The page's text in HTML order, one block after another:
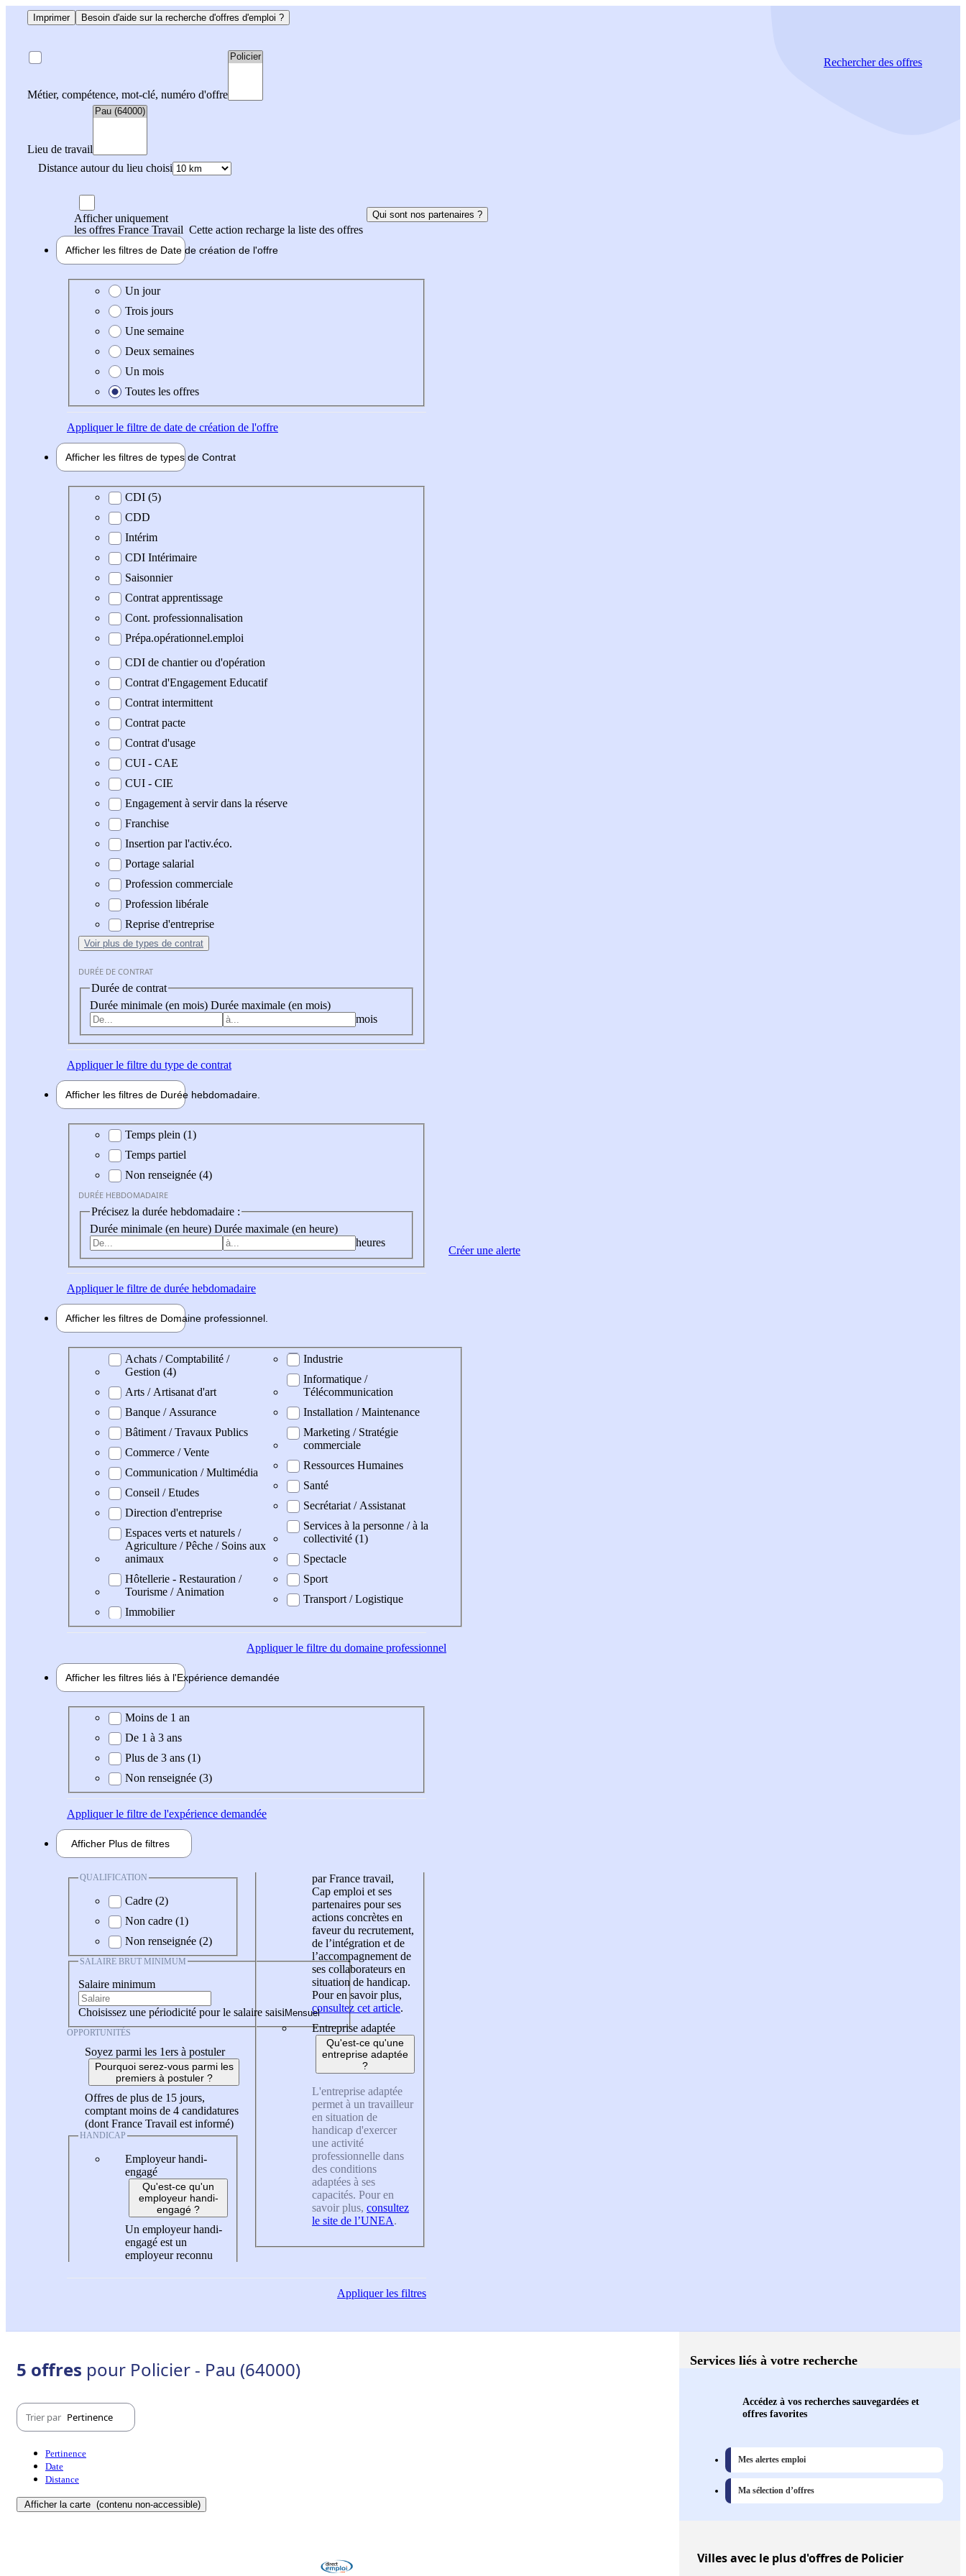
Imprimer Besoin d'aide sur la recherche d'offres d'emploi ?
Métier, compétence, mot-clé, numéro d'offre
Lieu de travail
Distance autour du lieu choisi
Rechercherdes offres
Afficher uniquement
les offres France Travail Cette action recharge la liste des offres
Qui sont nos partenaires ?
Afficher les filtres de Date de création de l'offre
Date de création de l'offre
Un jour
Trois jours
Une semaine
Deux semaines
Un mois
Toutes les offres
Appliquerle filtre de date de création de l'offre
Afficher les filtres de types de Contrat
Type de contrat
CDI (5)
CDD
Intérim
CDI Intérimaire
Saisonnier
Contrat apprentissage
Cont. professionnalisation
Prépa.opérationnel.emploi
CDI de chantier ou d'opération
Contrat d'Engagement Educatif
Contrat intermittent
Contrat pacte
Contrat d'usage
CUI - CAE
CUI - CIE
Engagement à servir dans la réserve
Franchise
Insertion par l'activ.éco.
Portage salarial
Profession commerciale
Profession libérale
Reprise d'entreprise
Voir plus de types de contrat
DURÉE DE CONTRAT
Durée de contrat
Durée minimale (en mois) Durée maximale (en mois)
mois
Appliquerle filtre du type de contrat
Afficher les filtres de Durée hebdomadaire
Durée hebdomadaire
Temps plein (1)
Temps partiel
Non renseignée (4)
DURÉE HEBDOMADAIRE
Précisez la durée hebdomadaire :
Durée minimale (en heure) Durée maximale (en heure)
heures
Appliquerle filtre de durée hebdomadaire
Afficher les filtres de Domaine professionnel
Domaine professionel
Achats / Comptabilité /
Gestion (4)
Arts / Artisanat d'art
Banque / Assurance
Bâtiment / Travaux Publics
Commerce / Vente
Communication / Multimédia
Conseil / Etudes
Direction d'entreprise
Espaces verts et naturels /
Agriculture / Pêche / Soins aux
animaux
Hôtellerie - Restauration /
Tourisme / Animation
Immobilier
Industrie
Informatique /
Télécommunication
Installation / Maintenance
Marketing / Stratégie
commerciale
Ressources Humaines
Santé
Secrétariat / Assistanat
Services à la personne / à la
collectivité (1)
Spectacle
Sport
Transport / Logistique
Appliquerle filtre du domaine professionnel
Afficher les filtres liés à l'Expérience demandée
Expérience demandée
Moins de 1 an
De 1 à 3 ans
Plus de 3 ans (1)
Non renseignée (3)
Appliquerle filtre de l'expérience demandée
Afficher Plus de filtres
QUALIFICATION
Cadre (2)
Non cadre (1)
Non renseignée (2)
SALAIRE BRUT MINIMUM
Salaire minimum
Choisissez une périodicité pour le salaire saisi
OPPORTUNITÉS
Soyez parmi les 1ers à postuler
Pourquoi serez-vous parmi les
premiers à postuler ?
Offres de plus de 15 jours,
comptant moins de 4 candidatures
(dont France Travail est informé)
HANDICAP
Employeur handi-
engagé
Qu'est-ce qu'un
employeur handi-
engagé ?
Un employeur handi-
engagé est un
employeur reconnu
par France travail,
Cap emploi et ses
partenaires pour ses
actions concrètes en
faveur du recrutement,
de l’intégration et de
l’accompagnement de
ses collaborateurs en
situation de handicap.
Pour en savoir plus,
consultez cet article.
Entreprise adaptée
Qu'est-ce qu'une
entreprise adaptée
?
L'entreprise adaptée
permet à un travailleur
en situation de
handicap d'exercer
une activité
professionnelle dans
des conditions
adaptées à ses
capacités. Pour en
savoir plus, consultez
le site de l’UNEA.
Appliquerles filtres
Créer une alerte
5 offres pour Policier - Pau (64000)
Trier par Pertinence
Pertinence
Date
Distance
Afficher la carte (contenu non-accessible)
Services liés à votre recherche
Accédez à vos recherches sauvegardées et
offres favorites
Mes alertes emploi
Ma sélection d’offres
Villesavec le plus d'offres de Policier